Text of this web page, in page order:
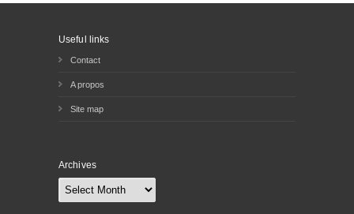
Useful links
Contact
A propos
Site map
Archives
Archives